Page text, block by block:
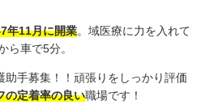
年11月に開業。域医療に力を入れて
ら車で5分。
手募集！！頑張りをしっかり評価
の定着率の良い職場です！